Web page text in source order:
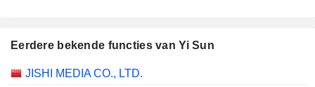
Eerdere bekende functies van Yi Sun
Bedrijven Functie Einde
JISHI MEDIA CO., LTD.